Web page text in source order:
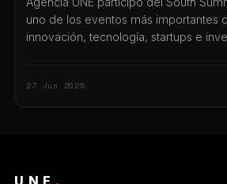
uno de los eventos más importantes
innovación, tecnología, startups e
representación estuvo encabezada
27 Jun 2025
UNE .